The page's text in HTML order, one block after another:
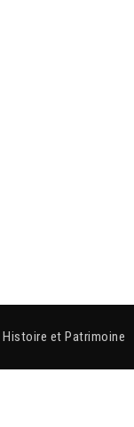
Histoire et Patrimoine